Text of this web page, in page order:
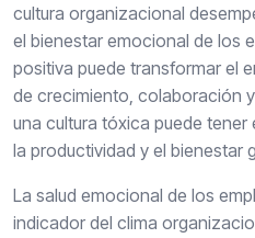
cultura organizacional
el bienestar emocional de los
positiva puede transformar el
de crecimiento, colaboración
una cultura tóxica puede
la productividad y el bienestar
La salud emocional de los
indicador del clima